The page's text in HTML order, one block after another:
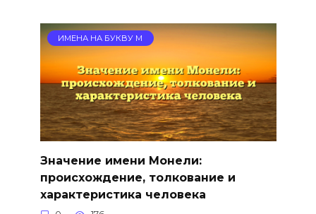
ИМЕНА НА БУКВУ М
Значение имени Монели:
происхождение, толкование и
характеристика человека